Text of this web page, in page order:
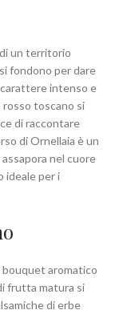
un territorio
fondono per dare
intenso e
rosso toscano si
di raccontare
di Ornellaia è un
nel cuore
ideale per i
aromatico
frutta matura si
di erbe